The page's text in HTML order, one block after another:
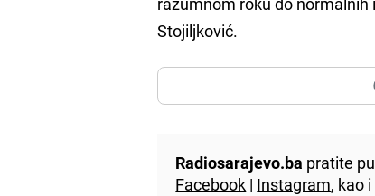
Stojiljković.
Radiosarajevo.ba pratite
Facebook | Instagram, kao